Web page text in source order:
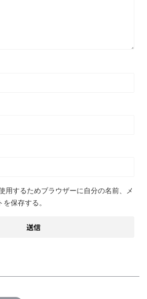
用するためブラウザーに自分の名前、メ
保存する。